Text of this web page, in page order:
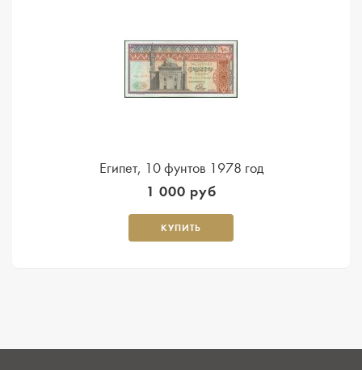
Египет, 10 фунтов 1978 год
1 000 руб
КУПИТЬ